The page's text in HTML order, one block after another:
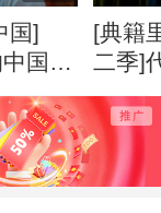
国]
中国》
《永
片段
[典籍
二季]
不懈
大典